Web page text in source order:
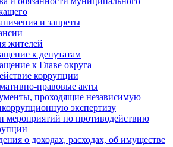
и запреты
жителей
к депутатам
к Главе округа
коррупции
правовые акты
проходящие независимую
экспертизу
мероприятий по противодействию
о доходах, расходах, об имуществе